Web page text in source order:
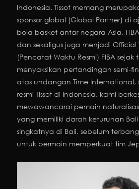
Indonesia. Tissot memang
sponsor global (Global Partner) di
bola basket antar negara Asia,
dan sekaligus juga menjadi Official
(Pencatat Waktu Resmi) FIBA sejak
menyaksikan pertandingan semi-
atas undangan Time International,
resmi Tissot di Indonesia, kami
mewawancarai pemain
yang memiliki darah keturunan
singkatnya di Bali, sebelum
untuk bermain memperkuat tim